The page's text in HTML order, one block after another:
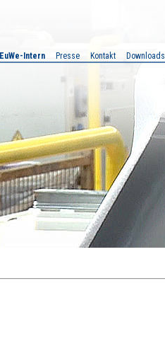
EuWe-Intern Presse Kontakt Downloads